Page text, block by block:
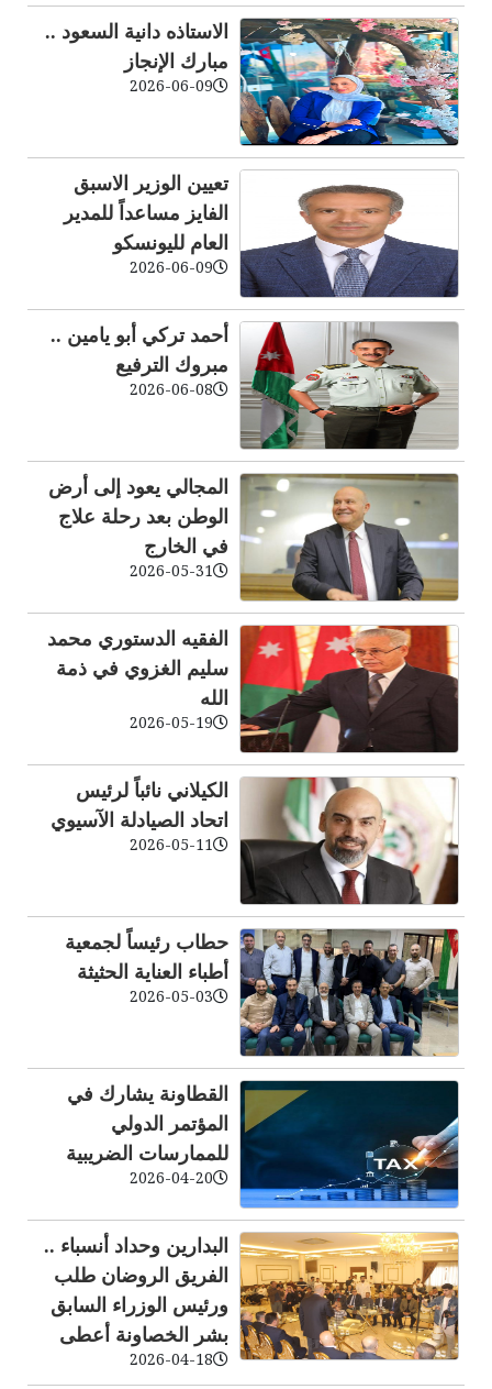
الاستاذه دانية السعود ..
مبارك الإنجاز
2026-06-09
تعيين الوزير الاسبق
الفايز مساعداً للمدير
العام لليونسكو
2026-06-09
أحمد تركي أبو يامين ..
مبروك الترفيع
2026-06-08
المجالي يعود إلى أرض
الوطن بعد رحلة علاج
في الخارج
2026-05-31
الفقيه الدستوري محمد
سليم الغزوي في ذمة
الله
2026-05-19
الكيلاني نائباً لرئيس
اتحاد الصيادلة الآسيوي
2026-05-11
حطاب رئيساً لجمعية
أطباء العناية الحثيثة
2026-05-03
القطاونة يشارك في
المؤتمر الدولي
للممارسات الضريبية
2026-04-20
البدارين وحداد أنسباء ..
الفريق الروضان طلب
ورئيس الوزراء السابق
بشر الخصاونة أعطى
2026-04-18